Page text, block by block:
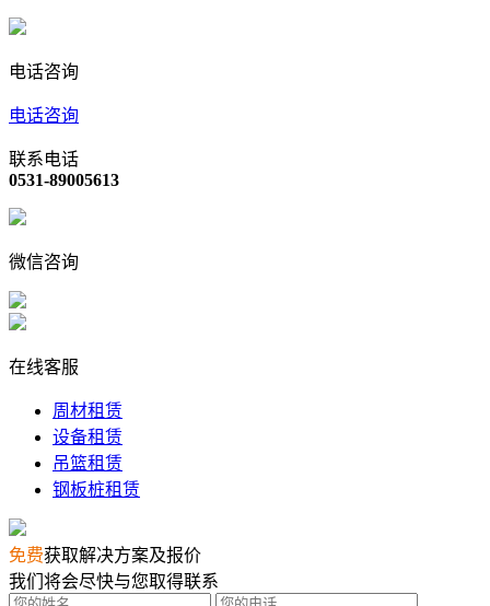
电话咨询
电话咨询
联系电话
0531-89005613
微信咨询
在线客服
周材租赁
设备租赁
吊篮租赁
钢板桩租赁
免费获取解决方案及报价
我们将会尽快与您取得联系